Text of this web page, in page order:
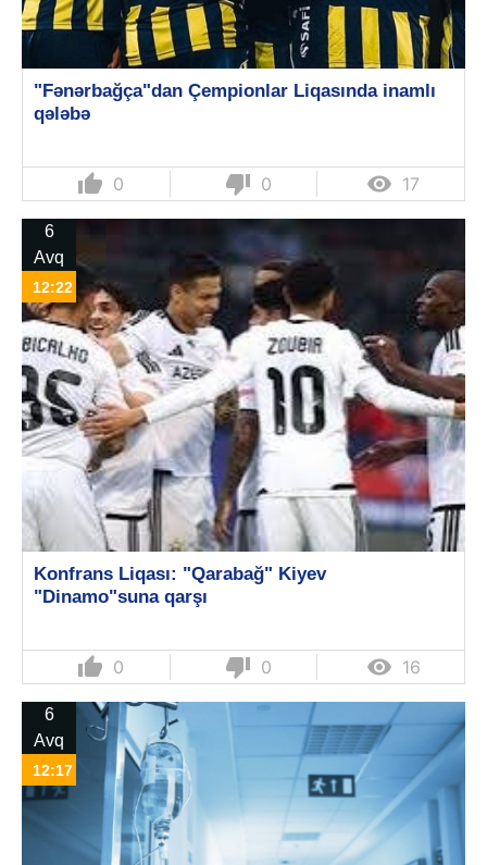
"Fənərbağça"dan Çempionlar Liqasında inamlı
qələbə
thumb_up 0 thumb_down 0  17
6
Avq
12:22
Konfrans Liqası: "Qarabağ" Kiyev
"Dinamo"suna qarşı
thumb_up 0 thumb_down 0  16
6
Avq
12:17